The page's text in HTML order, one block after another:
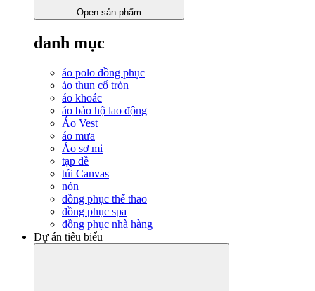
Open sản phẩm
danh mục
áo polo đồng phục
áo thun cổ tròn
áo khoác
áo bảo hộ lao động
Áo Vest
áo mưa
Áo sơ mi
tạp dề
túi Canvas
nón
đồng phục thể thao
đồng phục spa
đồng phục nhà hàng
Dự án tiêu biểu